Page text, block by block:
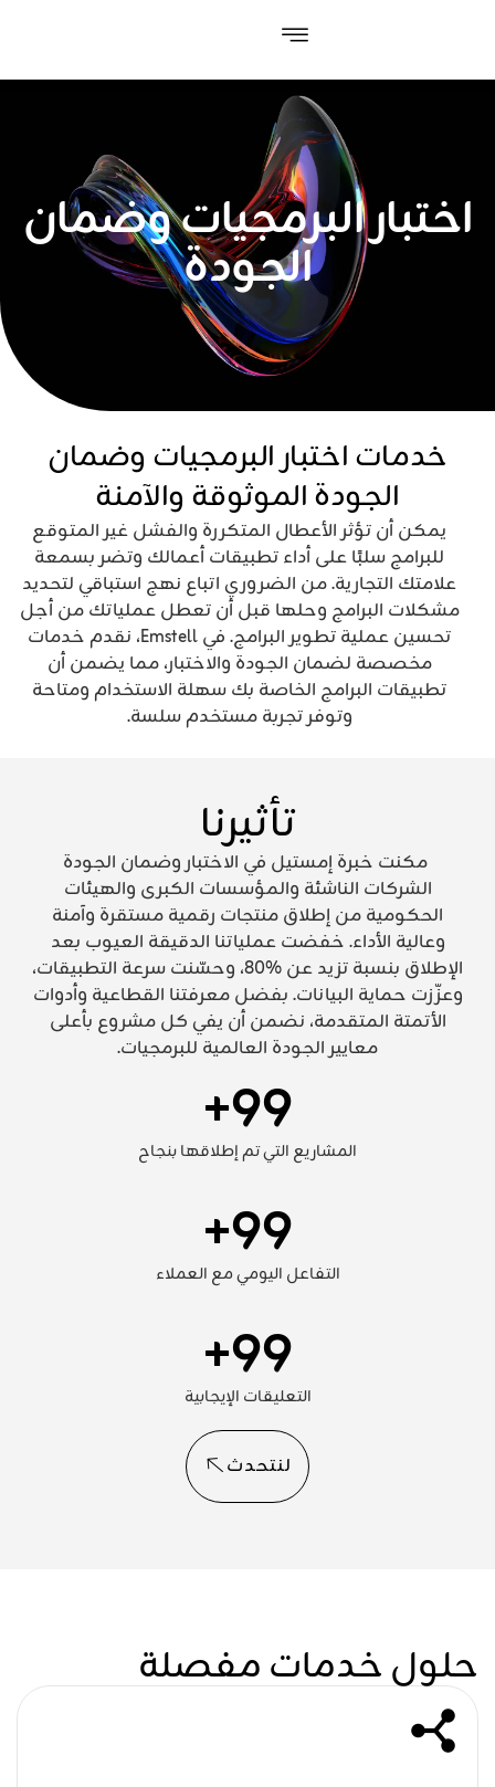
اختبار البرمجيات وضمان
الجودة
خدمات اختبار البرمجيات وضمان
الجودة الموثوقة والآمنة
يمكن أن تؤثر الأعطال المتكررة والفشل غير المتوقع
للبرامج سلبًا على أداء تطبيقات أعمالك وتضر بسمعة
علامتك التجارية. من الضروري اتباع نهج استباقي لتحديد
مشكلات البرامج وحلها قبل أن تعطل عملياتك من أجل
تحسين عملية تطوير البرامج. في Emstell، نقدم خدمات
مخصصة لضمان الجودة والاختبار، مما يضمن أن
تطبيقات البرامج الخاصة بك سهلة الاستخدام ومتاحة
وتوفر تجربة مستخدم سلسة.
تأثيرنا
مكنت خبرة إمستيل في الاختبار وضمان الجودة
الشركات الناشئة والمؤسسات الكبرى والهيئات
الحكومية من إطلاق منتجات رقمية مستقرة وآمنة
وعالية الأداء. خفضت عملياتنا الدقيقة العيوب بعد
الإطلاق بنسبة تزيد عن ‎80%‎، وحسّنت سرعة التطبيقات،
وعزّزت حماية البيانات. بفضل معرفتنا القطاعية وأدوات
الأتمتة المتقدمة، نضمن أن يفي كل مشروع بأعلى
معايير الجودة العالمية للبرمجيات.
المشاريع التي تم إطلاقها بنجاح
99
+
التفاعل اليومي مع العملاء
99
+
التعليقات الإيجابية
99
+
لنتحدث
حلول خدمات مفصلة